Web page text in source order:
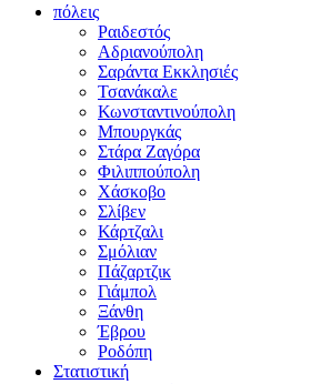
πόλεις
Ραιδεστός
Αδριανούπολη
Σαράντα Εκκλησιές
Τσανάκαλε
Κωνσταντινούπολη
Μπουργκάς
Στάρα Ζαγόρα
Φιλιππούπολη
Χάσκοβο
Σλίβεν
Κάρτζαλι
Σμόλιαν
Πάζαρτζικ
Γιάμπολ
Ξάνθη
Έβρου
Ροδόπη
Στατιστική